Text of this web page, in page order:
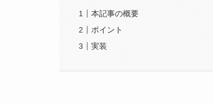
本記事の概要
ポイント
実装